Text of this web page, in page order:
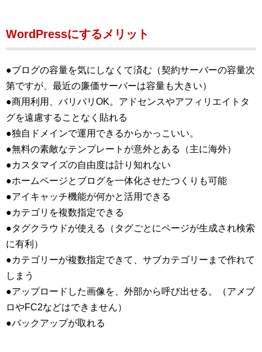
WordPressにするメリット
●ブログの容量を気にしなくて済む（契約サーバーの容量次
第ですが、最近の廉価サーバーは容量も大きい）
●商用利用、バリバリOK。アドセンスやアフィリエイトタ
グを遠慮することなく貼れる
●独自ドメインで運用できるからかっこいい。
●無料の素敵なテンプレートが意外とある（主に海外）
●カスタマイズの自由度は計り知れない
●ホームページとブログを一体化させたつくりも可能
●アイキャッチ機能が何かと活用できる
●カテゴリを複数指定できる
●タグクラウドが使える（タグごとにページが生成され検索
に有利）
●カテゴリーが複数指定できて、サブカテゴリーまで作れて
しまう
●アップロードした画像を、外部から呼び出せる。（アメブ
ロやFC2などはできません）
●バックアップが取れる